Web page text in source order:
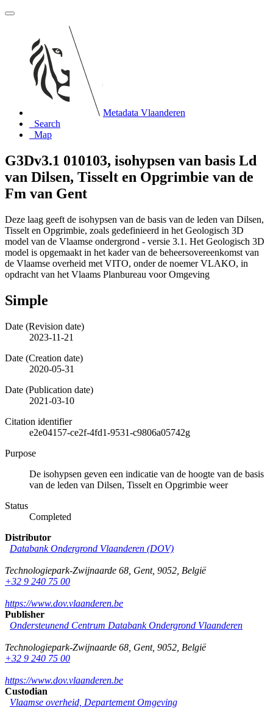
Metadata Vlaanderen
Search
Map
G3Dv3.1 010103, isohypsen van basis Ld
van Dilsen, Tisselt en Opgrimbie van de
Fm van Gent
Deze laag geeft de isohypsen van de basis van de leden van Dilsen,
Tisselt en Opgrimbie, zoals gedefinieerd in het Geologisch 3D
model van de Vlaamse ondergrond - versie 3.1. Het Geologisch 3D
model is opgemaakt in het kader van de beheersovereenkomst van
de Vlaamse overheid met VITO, onder de noemer VLAKO, in
opdracht van het Vlaams Planbureau voor Omgeving
Simple
Date (Revision date)
2023-11-21
Date (Creation date)
2020-05-31
Date (Publication date)
2021-03-10
Citation identifier
e2e04157-ce2f-4fd1-9531-c9806a05742g
Purpose
De isohypsen geven een indicatie van de hoogte van de basis
van de leden van Dilsen, Tisselt en Opgrimbie weer
Status
Completed
Distributor
Databank Ondergrond Vlaanderen (DOV)
Technologiepark-Zwijnaarde 68 Gent, 9052 België
+32 9 240 75 00
https://www.dov.vlaanderen.be
Publisher
Ondersteunend Centrum Databank Ondergrond Vlaanderen
Technologiepark-Zwijnaarde 68 Gent, 9052 België
+32 9 240 75 00
https://www.dov.vlaanderen.be
Custodian
Vlaamse overheid, Departement Omgeving